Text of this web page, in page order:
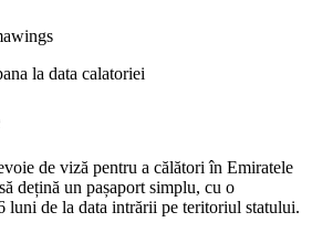
la data calatoriei
de viză pentru a călători în Emiratele
dețină un pașaport simplu, cu o
luni de la data intrării pe teritoriul statului.